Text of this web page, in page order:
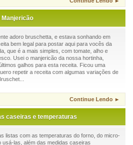
Manjericão
adoro bruschetta, e estava sonhando em
bem legal para postar aqui para vocês da
que é a mais simples, com tomate, alho e
Usei o manjericão da nossa hortinha,
galhos para esta receita. Ficou uma
repetir a receita com algumas variações de
Continue Lendo ►
caseiras e temperaturas
listas com as temperaturas do forno, do micro-
usá-las, além das medidas caseiras